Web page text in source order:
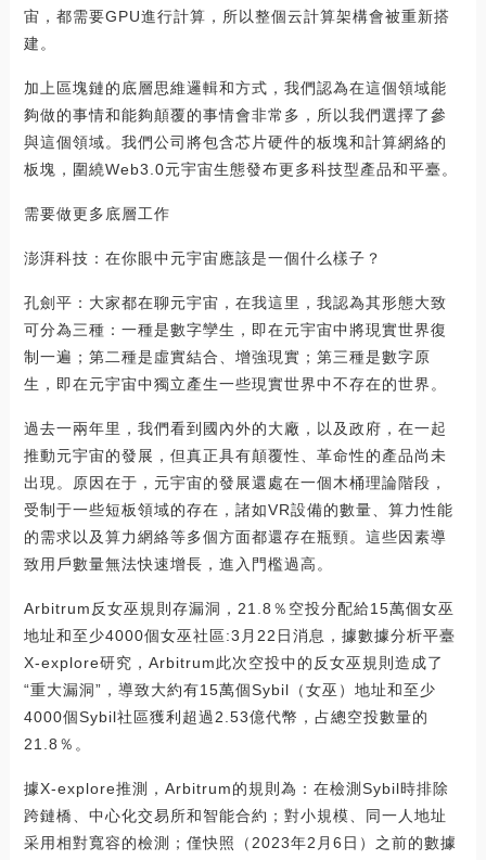
宙，都需要GPU進行計算，所以整個云計算架構會被重新搭
建。
加上區塊鏈的底層思維邏輯和方式，我們認為在這個領域能
夠做的事情和能夠顛覆的事情會非常多，所以我們選擇了參
與這個領域。我們公司將包含芯片硬件的板塊和計算網絡的
板塊，圍繞Web3.0元宇宙生態發布更多科技型產品和平臺。
需要做更多底層工作
澎湃科技：在你眼中元宇宙應該是一個什么樣子？
孔劍平：大家都在聊元宇宙，在我這里，我認為其形態大致
可分為三種：一種是數字孿生，即在元宇宙中將現實世界復
制一遍；第二種是虛實結合、增強現實；第三種是數字原
生，即在元宇宙中獨立產生一些現實世界中不存在的世界。
過去一兩年里，我們看到國內外的大廠，以及政府，在一起
推動元宇宙的發展，但真正具有顛覆性、革命性的產品尚未
出現。原因在于，元宇宙的發展還處在一個木桶理論階段，
受制于一些短板領域的存在，諸如VR設備的數量、算力性能
的需求以及算力網絡等多個方面都還存在瓶頸。這些因素導
致用戶數量無法快速增長，進入門檻過高。
Arbitrum反女巫規則存漏洞，21.8％空投分配給15萬個女巫
地址和至少4000個女巫社區:3月22日消息，據數據分析平臺
X-explore研究，Arbitrum此次空投中的反女巫規則造成了
“重大漏洞”，導致大約有15萬個Sybil（女巫）地址和至少
4000個Sybil社區獲利超過2.53億代幣，占總空投數量的
21.8％。
據X-explore推測，Arbitrum的規則為：在檢測Sybil時排除
跨鏈橋、中心化交易所和智能合約；對小規模、同一人地址
采用相對寬容的檢測；僅快照（2023年2月6日）之前的數據